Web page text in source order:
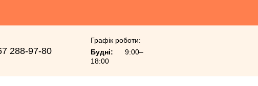
288-97-80
Графік роботи:
Будні:
9:00–
18:00